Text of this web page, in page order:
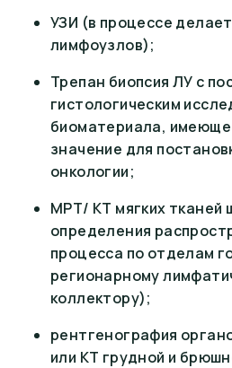
УЗИ (в процессе
лимфоузлов);
Трепан биопсия ЛУ с
гистологическим
биоматериала,
значение для
онкологии;
МРТ/ КТ мягких тканей
определения
процесса по отделам
регионарному
коллектору);
рентгенография
или КТ грудной и